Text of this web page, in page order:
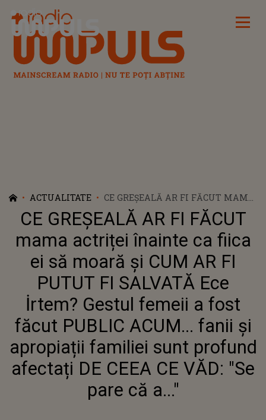
Radio Impuls
ACTUALITATE
CE GREȘEALĂ AR FI FĂCUT MAMA
ACTRIȚEI ÎNAINTE CA FIICA EI SĂ
MOARĂ ȘI CUM AR FI PUTUT FI
SALVATĂ ECE İRTEM? GESTUL
FEMEII A FOST FĂCUT PUBLIC
ACUM... FANII ȘI APROPIAȚII
FAMILIEI SUNT PROFUND
AFECTAȚI DE CEEA CE VĂD: "SE
PARE CĂ A..."
CE GREȘEALĂ AR FI FĂCUT
mama actriței înainte ca fiica
ei să moară și CUM AR FI
PUTUT FI SALVATĂ Ece
İrtem? Gestul femeii a fost
făcut PUBLIC ACUM... fanii și
apropiații familiei sunt profund
afectați DE CEEA CE VĂD: "Se
pare că a..."